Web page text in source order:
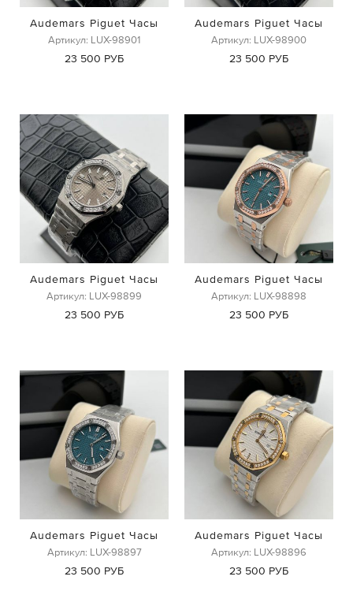
Audemars Piguet Часы
Артикул: LUX-98901
23 500 РУБ
Audemars Piguet Часы
Артикул: LUX-98900
23 500 РУБ
Audemars Piguet Часы
Артикул: LUX-98899
23 500 РУБ
Audemars Piguet Часы
Артикул: LUX-98898
23 500 РУБ
Audemars Piguet Часы
Артикул: LUX-98897
23 500 РУБ
Audemars Piguet Часы
Артикул: LUX-98896
23 500 РУБ